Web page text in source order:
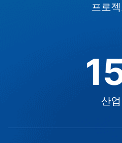
프로
산업